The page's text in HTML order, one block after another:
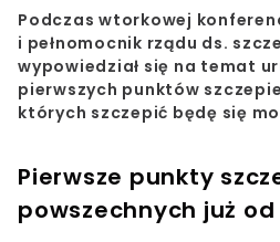
Podczas wtorkowej
i pełnomocnik rządu ds.
wypowiedział się na temat
pierwszych punktów
których szczepić będę się
Pierwsze punkty
powszechnych już od